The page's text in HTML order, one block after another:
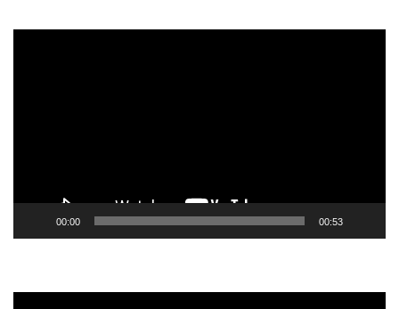
00:00 00:53